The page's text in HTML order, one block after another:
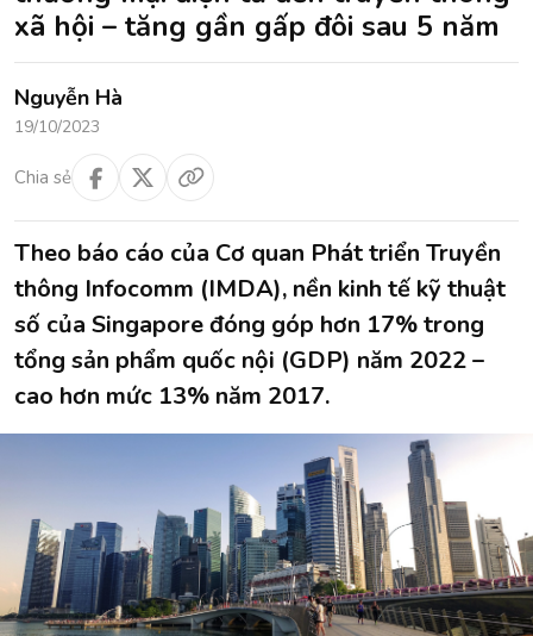
xã hội – tăng gần gấp đôi sau 5 năm
Nguyễn Hà
19/10/2023
Chia sẻ
Theo báo cáo của Cơ quan Phát triển Truyền
thông Infocomm (IMDA), nền kinh tế kỹ thuật
số của Singapore đóng góp hơn 17% trong
tổng sản phẩm quốc nội (GDP) năm 2022 –
cao hơn mức 13% năm 2017.